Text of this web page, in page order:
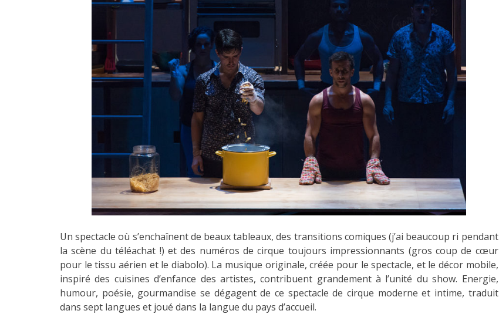
Un spectacle où s’enchaînent de beaux tableaux, des transitions comiques (j’ai beaucoup ri pendant
la scène du téléachat !) et des numéros de cirque toujours impressionnants (gros coup de cœur
pour le tissu aérien et le diabolo). La musique originale, créée pour le spectacle, et le décor mobile,
inspiré des cuisines d’enfance des artistes, contribuent grandement à l’unité du show. Energie,
humour, poésie, gourmandise se dégagent de ce spectacle de cirque moderne et intime, traduit
dans sept langues et joué dans la langue du pays d’accueil.